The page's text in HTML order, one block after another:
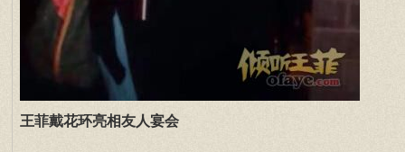
王菲戴花环亮相友人宴会